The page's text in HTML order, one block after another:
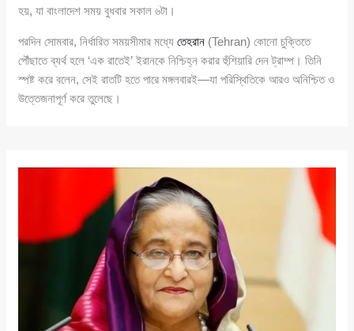
হয়, যা বাংলাদেশ সময় বুধবার সকাল ৬টা।
পরদিন সোমবার, নির্ধারিত সময়সীমার মধ্যেতেহরান (Tehran) কোনো চুক্তিতে
পৌঁছাতে ব্যর্থ হলে ‘এক রাতেই’ ইরানকে নিশ্চিহ্ন করার হুঁশিয়ারি দেন ট্রাম্প। তিনি
স্পষ্ট করে বলেন, সেই রাতটি হতে পারে মঙ্গলবারই—যা পরিস্থিতিকে আরও অনিশ্চিত ও
উত্তেজনাপূর্ণ করে তুলেছে।